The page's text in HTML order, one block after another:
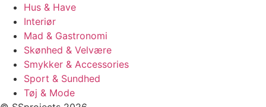
Hus & Have
Interiør
Mad & Gastronomi
Skønhed & Velvære
Smykker & Accessories
Sport & Sundhed
Tøj & Mode